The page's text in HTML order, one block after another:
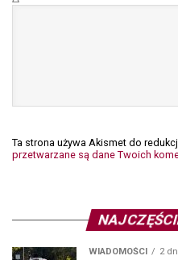
Ta strona używa Akismet do
przetwarzane są dane Twoich
WIADOMOŚCI 2